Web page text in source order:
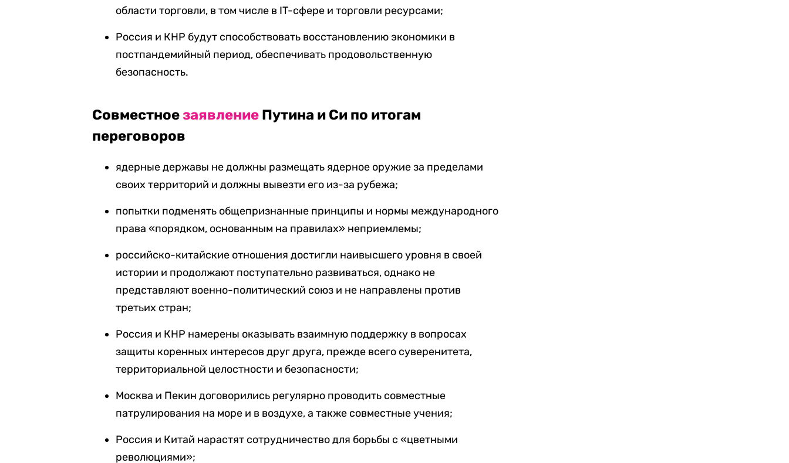
области торговли, в том числе в IT-сфере и торговли ресурсами;
Россия и КНР будут способствовать восстановлению экономики в
постпандемийный период, обеспечивать продовольственную
безопасность.
Совместное заявление Путина и Си по итогам
переговоров
ядерные державы не должны размещать ядерное оружие за пределами
своих территорий и должны вывезти его из-за рубежа;
попытки подменять общепризнанные принципы и нормы международного
права «порядком, основанным на правилах» неприемлемы;
российско-китайские отношения достигли наивысшего уровня в своей
истории и продолжают поступательно развиваться, однако не
представляют военно-политический союз и не направлены против
третьих стран;
Россия и КНР намерены оказывать взаимную поддержку в вопросах
защиты коренных интересов друг друга, прежде всего суверенитета,
территориальной целостности и безопасности;
Москва и Пекин договорились регулярно проводить совместные
патрулирования на море и в воздухе, а также совместные учения;
Россия и Китай нарастят сотрудничество для борьбы с «цветными
революциями»;